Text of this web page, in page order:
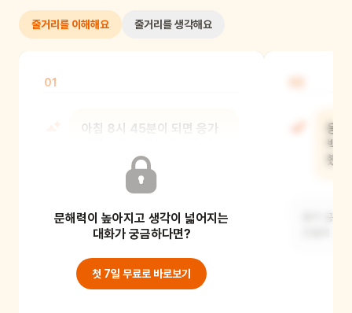
줄거리를 이해해요 줄거리를 생각해요
01
아침 8시 45분이 되면 응가
모두 모인대. 왜일까?
응가 공주의 응가 시간이기 때문이에요.
문해력이 높아지고 생각이 넓어지는
대화가 궁금하다면?
첫 7일 무료로 바로보기
응
백
했
응가 공주